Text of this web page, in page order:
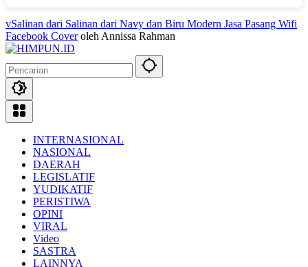
vSalinan dari Salinan dari Navy dan Biru Modern Jasa Pasang Wifi
Facebook Coveroleh Annissa Rahman
INTERNASIONAL
NASIONAL
DAERAH
LEGISLATIF
YUDIKATIF
PERISTIWA
OPINI
VIRAL
Video
SASTRA
LAINNYA